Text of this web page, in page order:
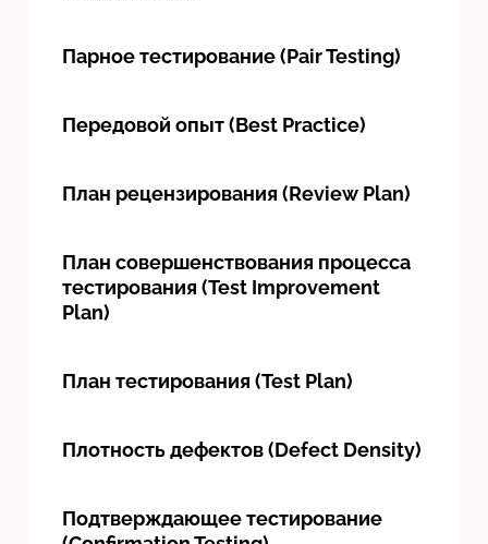
Парное тестирование (Pair Testing)
Передовой опыт (Best Practice)
План рецензирования (Review Plan)
План совершенствования процесса
тестирования (Test Improvement
Plan)
План тестирования (Test Plan)
Плотность дефектов (Defect Density)
Подтверждающее тестирование